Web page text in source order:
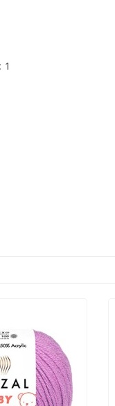
1